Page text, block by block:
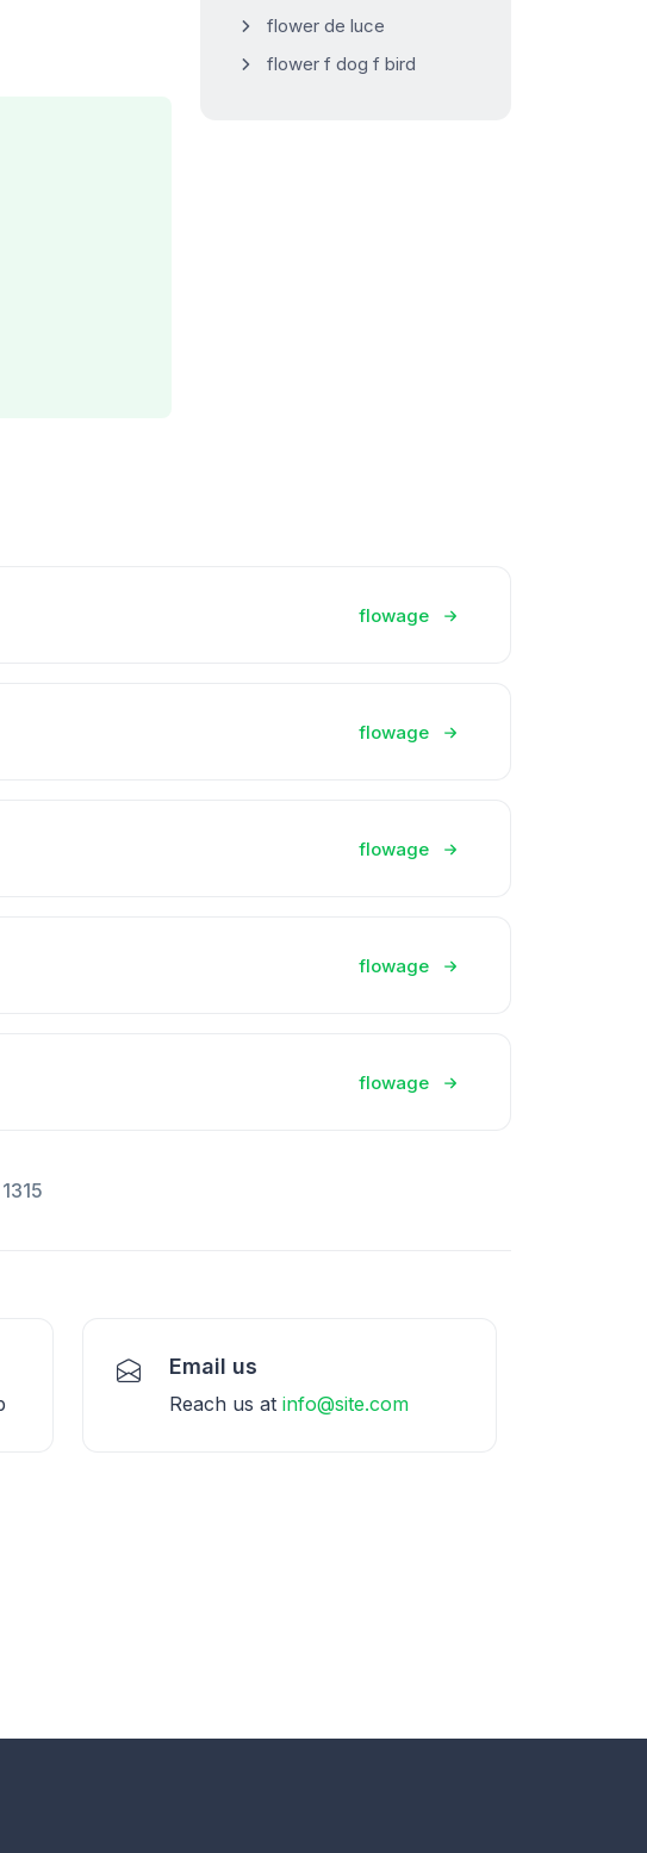
flower de luce
flower f dog f bird
flowage
flowage
flowage
flowage
flowage
1315
Email us
Reach us at info@site.com